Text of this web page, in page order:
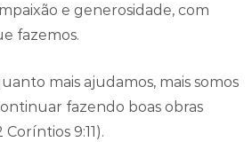
e generosidade, com
fazemos.
mais ajudamos, mais somos
fazendo boas obras
9:11).